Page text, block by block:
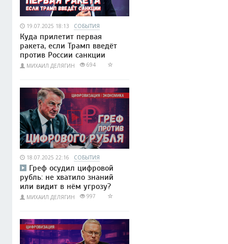
19.07.2025 18:13 СОБЫТИЯ
Куда прилетит первая
ракета, если Трамп введёт
против России санкции
МИХАИЛ ДЕЛЯГИН 694
18.07.2025 22:16 СОБЫТИЯ
Греф осудил цифровой
рубль: не хватило знаний
или видит в нём угрозу?
МИХАИЛ ДЕЛЯГИН 997